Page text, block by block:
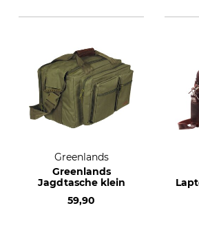
Greenlands
Greenlands
Jagdtasche klein
59,90